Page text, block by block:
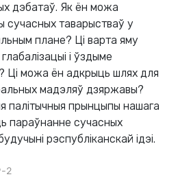
дэбатаў. Як ён можа
сучасных таварыстваў у
плане? Ці варта яму
і ўздыме
Ці можа ён адкрыць шлях для
мадэляў дзяржавы?
прынцыпы нашага
параўнанне сучасных
рэспубліканскай ідэі.
2